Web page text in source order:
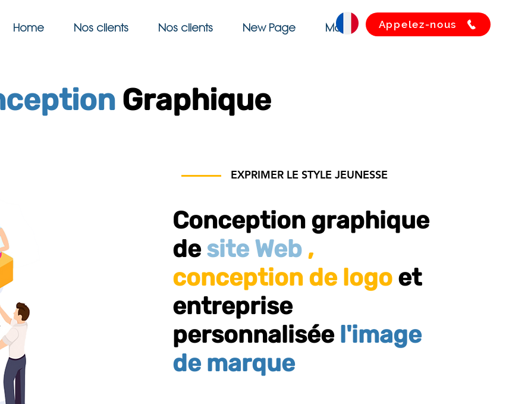
Appelez-nous
Home Nos clients Nos clients New Page More
Graphique
EXPRIMER LE STYLE JEUNESSE
Conception graphique
de site Web ,
conception de logo et
entreprise
personnalisée l'image
de marque